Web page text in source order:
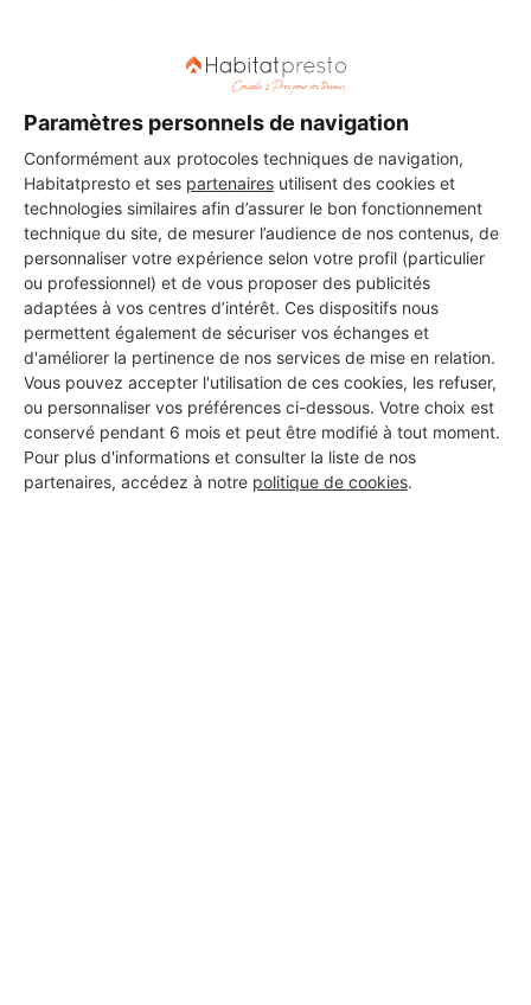
Paramètres personnels de navigation
Conformément aux protocoles techniques de navigation,
Habitatpresto et ses partenaires utilisent des cookies et
technologies similaires afin d’assurer le bon fonctionnement
technique du site, de mesurer l’audience de nos contenus, de
personnaliser votre expérience selon votre profil (particulier
ou professionnel) et de vous proposer des publicités
adaptées à vos centres d’intérêt. Ces dispositifs nous
permettent également de sécuriser vos échanges et
d'améliorer la pertinence de nos services de mise en relation.
Vous pouvez accepter l'utilisation de ces cookies, les refuser,
ou personnaliser vos préférences ci-dessous. Votre choix est
conservé pendant 6 mois et peut être modifié à tout moment.
Pour plus d'informations et consulter la liste de nos
partenaires, accédez à notre politique de cookies.
Constructions
Voir sa fiche
ML BATIMENT
Moissac
4 ans d'expérience
Voir sa fiche